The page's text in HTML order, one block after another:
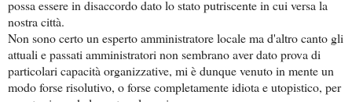
possa essere in disaccordo dato lo stato putriscente in cui versa la
nostra città.
Non sono certo un esperto amministratore locale ma d'altro canto gli
attuali e passati amministratori non sembrano aver dato prova di
particolari capacità organizzative, mi è dunque venuto in mente un
modo forse risolutivo, o forse completamente idiota e utopistico, per